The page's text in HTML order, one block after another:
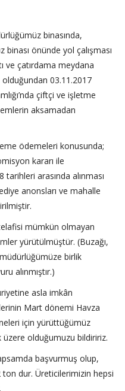
binasında,
önünde yol çalışması
ve çatırdama meydana
olduğundan 03.11.2017
çiftçi ve işletme
aksamadan
ödemeleri konusunda;
kararı ile
arasında alınması
anonsları ve mahalle
mümkün olmayan
yürütülmüştür. (Buzağı,
birlik
alınmıştır.)
asla imkân
Mart dönemi Havza
için yürüttüğümüz
üzere olduğumuzu bildiririz.
başvurmuş olup,
dur. Üreticilerimizin hepsi